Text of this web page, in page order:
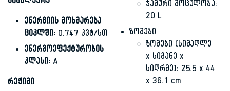
ენერგიის მოხმარება
ციკლში:0.747 კვტ/სთ
ენერგოეფექტურობის
კლასი:A
რეჟიმი
ჯამური მოცულობა:
20 L
ზომები
ზომები (სიმაღლე
x სიგანე x
სიღრმე): 25.5 x 44
x 36.1 cm